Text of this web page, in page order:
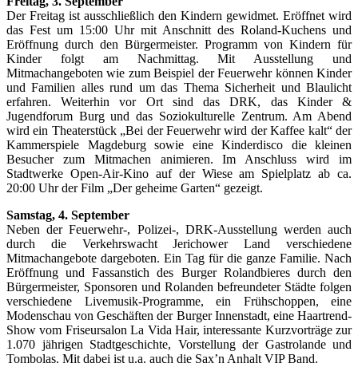
Der Freitag ist ausschließlich den Kindern gewidmet. Eröffnet wird
das Fest um 15:00 Uhr mit Anschnitt des Roland-Kuchens und
Eröffnung durch den Bürgermeister. Programm von Kindern für
Kinder folgt am Nachmittag. Mit Ausstellung und
Mitmachangeboten wie zum Beispiel der Feuerwehr können Kinder
und Familien alles rund um das Thema Sicherheit und Blaulicht
erfahren. Weiterhin vor Ort sind das DRK, das Kinder &
Jugendforum Burg und das Soziokulturelle Zentrum. Am Abend
wird ein Theaterstück „Bei der Feuerwehr wird der Kaffee kalt“ der
Kammerspiele Magdeburg sowie eine Kinderdisco die kleinen
Besucher zum Mitmachen animieren. Im Anschluss wird im
Stadtwerke Open-Air-Kino auf der Wiese am Spielplatz ab ca.
20:00 Uhr der Film „Der geheime Garten“ gezeigt.
Samstag, 4. September
Neben der Feuerwehr-, Polizei-, DRK-Ausstellung werden auch
durch die Verkehrswacht Jerichower Land verschiedene
Mitmachangebote dargeboten. Ein Tag für die ganze Familie. Nach
Eröffnung und Fassanstich des Burger Rolandbieres durch den
Bürgermeister, Sponsoren und Rolanden befreundeter Städte folgen
verschiedene Livemusik-Programme, ein Frühschoppen, eine
Modenschau von Geschäften der Burger Innenstadt, eine Haartrend-
Show vom Friseursalon La Vida Hair, interessante Kurzvorträge zur
1.070 jährigen Stadtgeschichte, Vorstellung der Gastrolande und
Tombolas. Mit dabei ist u.a. auch die Sax’n Anhalt VIP Band.